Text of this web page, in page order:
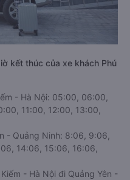
kết thúc của xe khách Phú
- Hà Nội: 05:00, 06:00,
11:00, 12:00, 13:00,
- Quảng Ninh: 8:06, 9:06,
14:06, 15:06, 16:06,
- Hà Nội đi Quảng Yên -